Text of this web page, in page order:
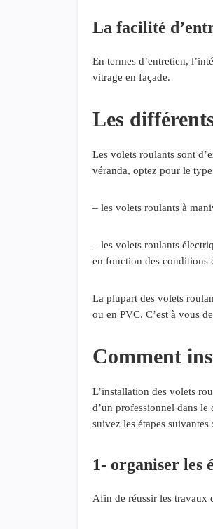
La facilité
En termes d’entretien,
vitrage en façade.
Les
Les volets roulants sont
véranda, optez pour le
– les volets roulants à
– les volets roulants
en fonction des conditions
La plupart des volets
ou en PVC. C’est à vous
Comment
L’installation des volets
d’un professionnel dans
suivez les étapes suivantes :
1- organiser les
Afin de réussir les travaux